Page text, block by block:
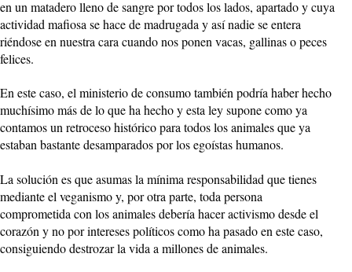
en un matadero lleno de sangre por todos los lados, apartado y cuya
actividad mafiosa se hace de madrugada y así nadie se entera
riéndose en nuestra cara cuando nos ponen vacas, gallinas o peces
felices.
En este caso, el ministerio de consumo también podría haber hecho
muchísimo más de lo que ha hecho y esta ley supone como ya
contamos un retroceso histórico para todos los animales que ya
estaban bastante desamparados por los egoístas humanos.
La solución es que asumas la mínima responsabilidad que tienes
mediante el veganismo y, por otra parte, toda persona
comprometida con los animales debería hacer activismo desde el
corazón y no por intereses políticos como ha pasado en este caso,
consiguiendo destrozar la vida a millones de animales.